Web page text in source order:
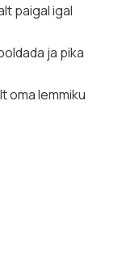
paigal igal
ja pika
oma lemmiku